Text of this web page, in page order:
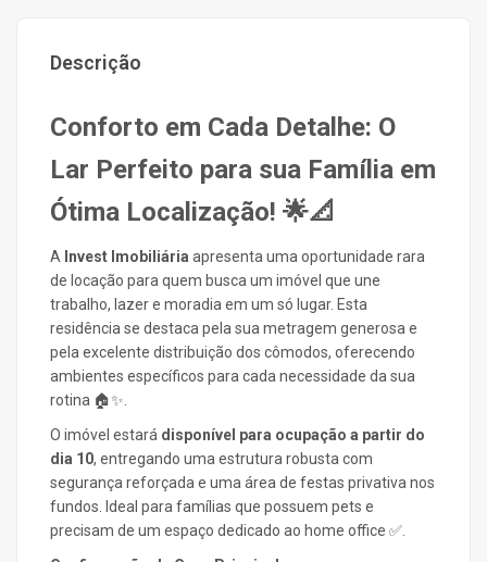
Descrição
Conforto em Cada Detalhe: O
Lar Perfeito para sua Família em
Ótima Localização! 🌟📐
A Invest Imobiliária apresenta uma oportunidade rara
de locação para quem busca um imóvel que une
trabalho, lazer e moradia em um só lugar. Esta
residência se destaca pela sua metragem generosa e
pela excelente distribuição dos cômodos, oferecendo
ambientes específicos para cada necessidade da sua
rotina 🏠✨.
O imóvel estará disponível para ocupação a partir do
dia 10, entregando uma estrutura robusta com
segurança reforçada e uma área de festas privativa nos
fundos. Ideal para famílias que possuem pets e
precisam de um espaço dedicado ao home office ✅.